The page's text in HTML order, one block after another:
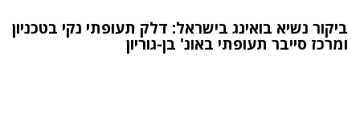
ביקור נשיא בואינג בישראל: דלק תעופתי נקי בטכניון
ומרכז סייבר תעופתי באונ' בן-גוריון